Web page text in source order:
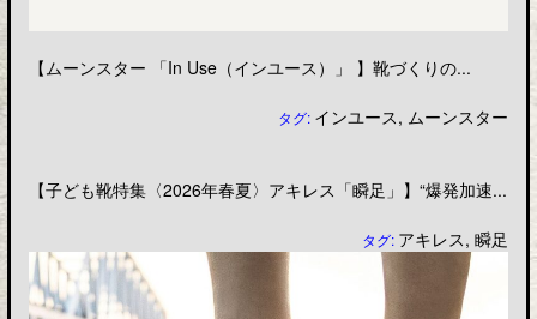
【ムーンスター 「In Use（インユース）」 】靴づくりの...
タグ: インユース, ムーンスター
【子ども靴特集〈2026年春夏〉アキレス「瞬足」】“爆発加速...
タグ: アキレス,瞬足